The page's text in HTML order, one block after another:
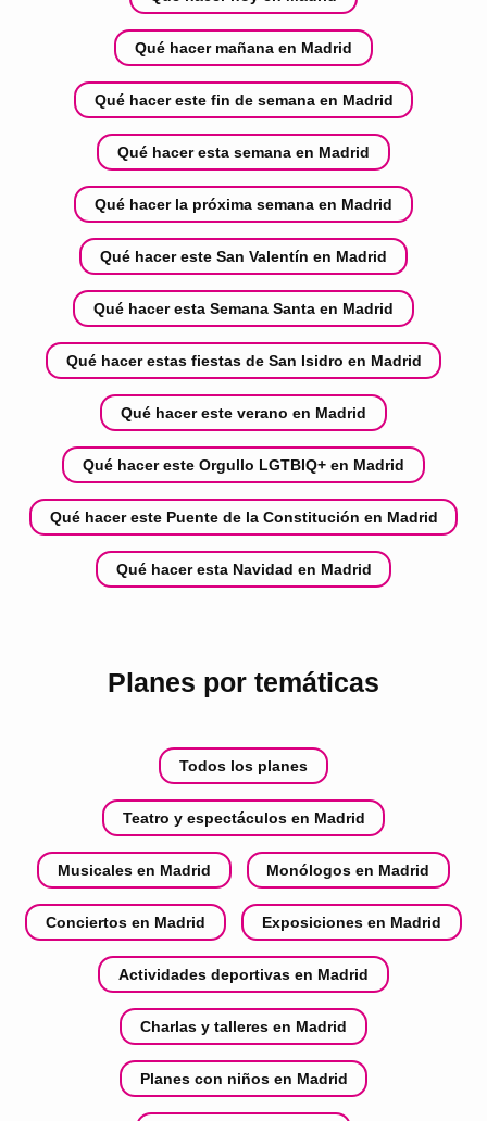
Qué hacer mañana en Madrid
Qué hacer este fin de semana en Madrid
Qué hacer esta semana en Madrid
Qué hacer la próxima semana en Madrid
Qué hacer este San Valentín en Madrid
Qué hacer esta Semana Santa en Madrid
Qué hacer estas fiestas de San Isidro en Madrid
Qué hacer este verano en Madrid
Qué hacer este Orgullo LGTBIQ+ en Madrid
Qué hacer este Puente de la Constitución en Madrid
Qué hacer esta Navidad en Madrid
Planes por temáticas
Todos los planes
Teatro y espectáculos en Madrid
Musicales en Madrid Monólogos en Madrid
Conciertos en Madrid Exposiciones en Madrid
Actividades deportivas en Madrid
Charlas y talleres en Madrid
Planes con niños en Madrid